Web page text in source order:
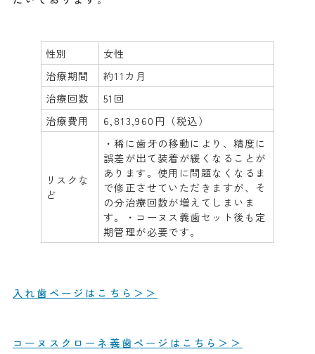
性別
女性
治療期間
約11カ月
治療回数
51回
治療費用
6,813,960円（税込）
リスクな
ど
・稀に歯牙の移動により、精度に
誤差が出て装着が緩くなることが
あります。使用に問題なくなるま
で修正させていただきますが、そ
の分治療回数が増えてしまいま
す。・コーヌス義歯セット後も定
期管理が必要です。
入れ歯ページはこちら＞＞
コーヌスクローネ義歯ページはこちら＞＞